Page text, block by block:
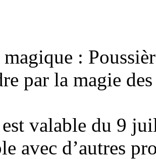
:
par la magie
valable du 9
avec d’autres